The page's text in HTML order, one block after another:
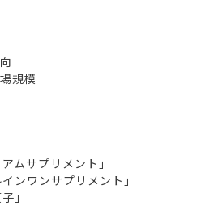
規模
ムサプリメント」
ンワンサプリメント」
」